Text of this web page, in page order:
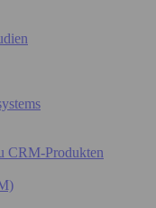
CRM-Produkten